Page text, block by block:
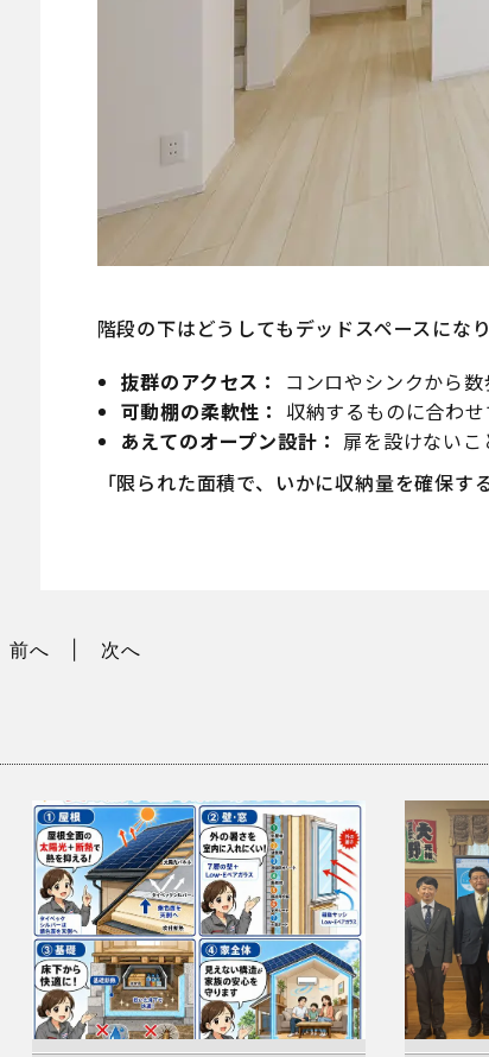
階段の下はどうしてもデッドスペースにな
抜群のアクセス：
コンロやシンクから
可動棚の柔軟性： 収納するものに合わ
あえてのオープン設計： 扉を設けない
「限られた面積で、いかに収納量を確保
前へ 次へ